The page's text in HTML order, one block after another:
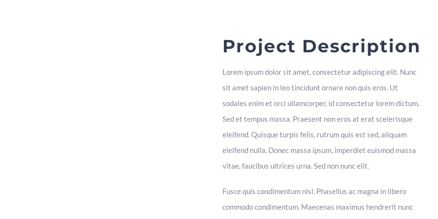
Project Description
Lorem ipsum dolor sit amet, consectetur adipiscing elit. Nunc
sit amet sapien in leo tincidunt ornare non quis eros. Ut
sodales enim et orci ullamcorper, id consectetur lorem dictum.
Sed et tempus massa. Praesent non eros at erat scelerisque
eleifend. Quisque turpis felis, rutrum quis est sed, aliquam
eleifend nulla. Donec massa ipsum, imperdiet euismod massa
vitae, faucibus ultrices urna. Sed non nunc elit.
Fusce quis condimentum nisl. Phasellus ac magna in libero
commodo condimentum. Maecenas maximus hendrerit nunc